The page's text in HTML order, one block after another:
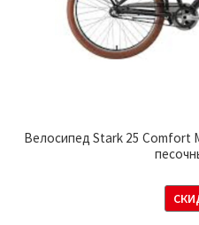
Велосипед Stark 25 Comfort